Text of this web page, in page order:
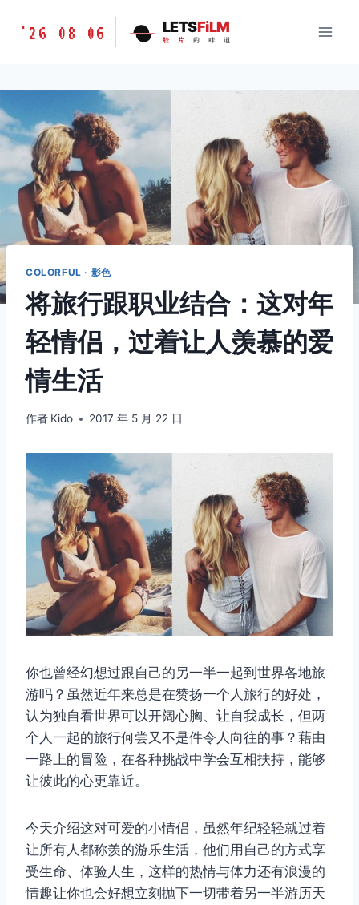
胶
味
LETSFILM
'26 08 06 LETSFiLM
胶 片 的 味 道
COLORFUL · 影色
将旅行跟职业结合：这对年
轻情侣，过着让人羡慕的爱
情生活
作者 Kido 2017 年 5 月 22 日
你也曾经幻想过跟自己的另一半一起到世界各地旅
游吗？虽然近年来总是在赞扬一个人旅行的好处，
认为独自看世界可以开阔心胸、让自我成长，但两
个人一起的旅行何尝又不是件令人向往的事？藉由
一路上的冒险，在各种挑战中学会互相扶持，能够
让彼此的心更靠近。
今天介绍这对可爱的小情侣，虽然年纪轻轻就过着
让所有人都称羡的游乐生活，他们用自己的方式享
受生命、体验人生，这样的热情与体力还有浪漫的
情趣让你也会好想立刻抛下一切带着另一半游历天